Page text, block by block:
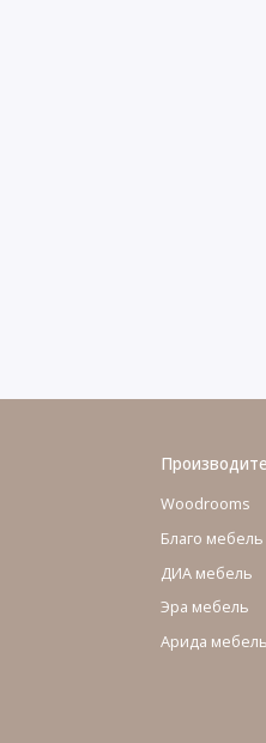
Woodrooms
Благо мебель
ДИА мебель
Эра мебель
Арида мебель